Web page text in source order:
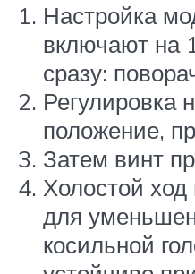
Настройка
включают на
сразу:
Регулировка
положение,
Затем винт
Холостой
для
косильной